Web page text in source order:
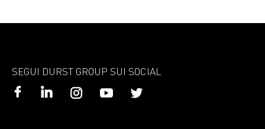
SEGUI DURST GROUP SUI SOCIAL